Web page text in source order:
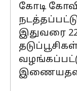
கோடி
இதுவரை
இணையதள